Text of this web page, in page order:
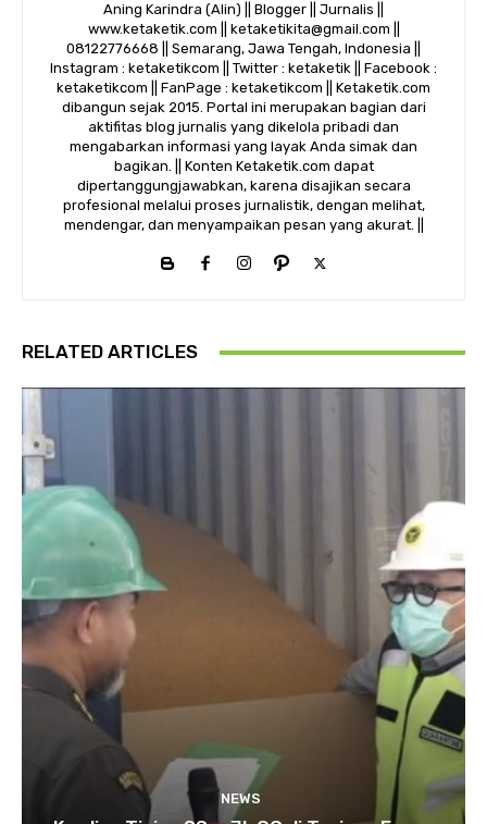
Aning Karindra (Alin) || Blogger || Jurnalis ||
www.ketaketik.com || ketaketikita@gmail.com ||
08122776668 || Semarang, Jawa Tengah, Indonesia ||
Instagram : ketaketikcom || Twitter : ketaketik || Facebook :
ketaketikcom || FanPage : ketaketikcom || Ketaketik.com
dibangun sejak 2015. Portal ini merupakan bagian dari
aktifitas blog jurnalis yang dikelola pribadi dan
mengabarkan informasi yang layak Anda simak dan
bagikan. || Konten Ketaketik.com dapat
dipertanggungjawabkan, karena disajikan secara
profesional melalui proses jurnalistik, dengan melihat,
mendengar, dan menyampaikan pesan yang akurat. ||
RELATED ARTICLES
NEWS